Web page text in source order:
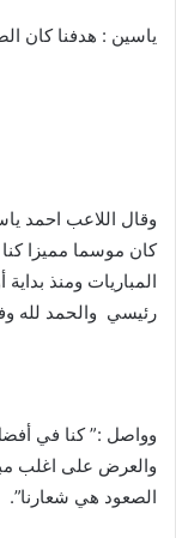
ياسين : هدفنا كان
وقال اللاعب احمد
كان موسما مميزا
المباريات ومنذ
رئيسي والحمد لله
وواصل :” كنا في
والعرض على اغلب
الصعود هي شعارنا”.